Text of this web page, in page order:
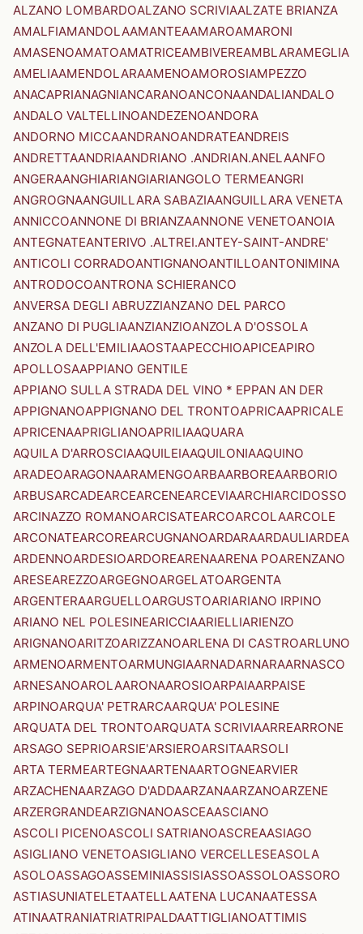
ALZANO LOMBARDOALZANO SCRIVIAALZATE BRIANZA
AMALFIAMANDOLAAMANTEAAMAROAMARONI
AMASENOAMATOAMATRICEAMBIVEREAMBLARAMEGLIA
AMELIAAMENDOLARAAMENOAMOROSIAMPEZZO
ANACAPRIANAGNIANCARANOANCONAANDALIANDALO
ANDALO VALTELLINOANDEZENOANDORA
ANDORNO MICCAANDRANOANDRATEANDREIS
ANDRETTAANDRIAANDRIANO .ANDRIAN.ANELAANFO
ANGERAANGHIARIANGIARIANGOLO TERMEANGRI
ANGROGNAANGUILLARA SABAZIAANGUILLARA VENETA
ANNICCOANNONE DI BRIANZAANNONE VENETOANOIA
ANTEGNATEANTERIVO .ALTREI.ANTEY-SAINT-ANDRE'
ANTICOLI CORRADOANTIGNANOANTILLOANTONIMINA
ANTRODOCOANTRONA SCHIERANCO
ANVERSA DEGLI ABRUZZIANZANO DEL PARCO
ANZANO DI PUGLIAANZIANZIOANZOLA D'OSSOLA
ANZOLA DELL'EMILIAAOSTAAPECCHIOAPICEAPIRO
APOLLOSAAPPIANO GENTILE
APPIANO SULLA STRADA DEL VINO * EPPAN AN DER
APPIGNANOAPPIGNANO DEL TRONTOAPRICAAPRICALE
APRICENAAPRIGLIANOAPRILIAAQUARA
AQUILA D'ARROSCIAAQUILEIAAQUILONIAAQUINO
ARADEOARAGONAARAMENGOARBAARBOREAARBORIO
ARBUSARCADEARCEARCENEARCEVIAARCHIARCIDOSSO
ARCINAZZO ROMANOARCISATEARCOARCOLAARCOLE
ARCONATEARCOREARCUGNANOARDARAARDAULIARDEA
ARDENNOARDESIOARDOREARENAARENA POARENZANO
ARESEAREZZOARGEGNOARGELATOARGENTA
ARGENTERAARGUELLOARGUSTOARIARIANO IRPINO
ARIANO NEL POLESINEARICCIAARIELLIARIENZO
ARIGNANOARITZOARIZZANOARLENA DI CASTROARLUNO
ARMENOARMENTOARMUNGIAARNADARNARAARNASCO
ARNESANOAROLAARONAAROSIOARPAIAARPAISE
ARPINOARQUA' PETRARCAARQUA' POLESINE
ARQUATA DEL TRONTOARQUATA SCRIVIAARREARRONE
ARSAGO SEPRIOARSIE'ARSIEROARSITAARSOLI
ARTA TERMEARTEGNAARTENAARTOGNEARVIER
ARZACHENAARZAGO D'ADDAARZANAARZANOARZENE
ARZERGRANDEARZIGNANOASCEAASCIANO
ASCOLI PICENOASCOLI SATRIANOASCREAASIAGO
ASIGLIANO VENETOASIGLIANO VERCELLESEASOLA
ASOLOASSAGOASSEMINIASSISIASSOASSOLOASSORO
ASTIASUNIATELETAATELLAATENA LUCANAATESSA
ATINAATRANIATRIATRIPALDAATTIGLIANOATTIMIS